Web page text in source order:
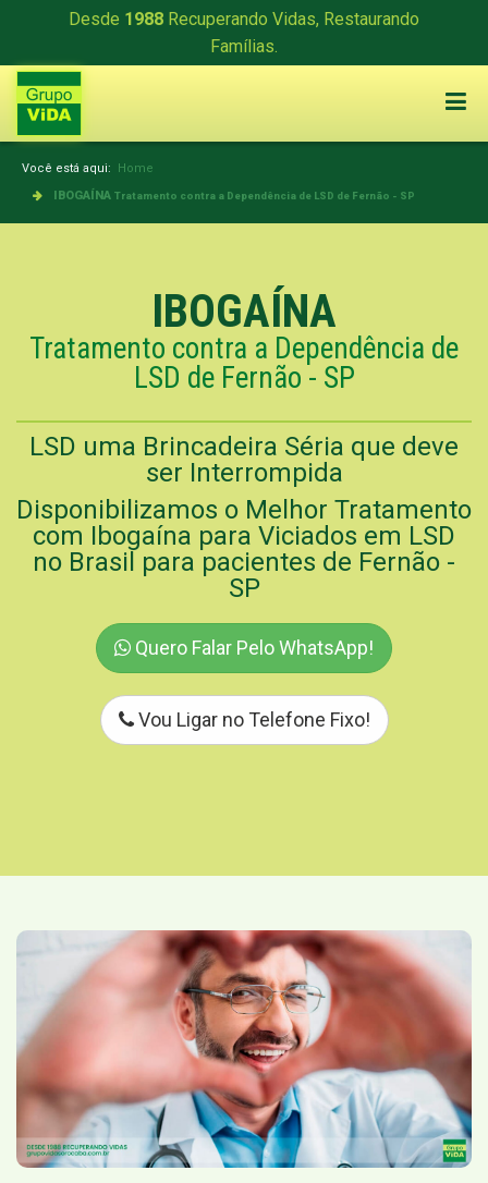
Desde 1988 Recuperando Vidas, Restaurando
Famílias.
Você está aqui: Home
IBOGAÍNA Tratamento contra a Dependência de LSD de Fernão - SP
IBOGAÍNA
Tratamento contra a Dependência de
LSD de Fernão - SP
LSD uma Brincadeira Séria que deve
ser Interrompida
Disponibilizamos o Melhor Tratamento
com Ibogaína para Viciados em LSD
no Brasil para pacientes de Fernão -
SP
Quero Falar Pelo WhatsApp!
Vou Ligar no Telefone Fixo!